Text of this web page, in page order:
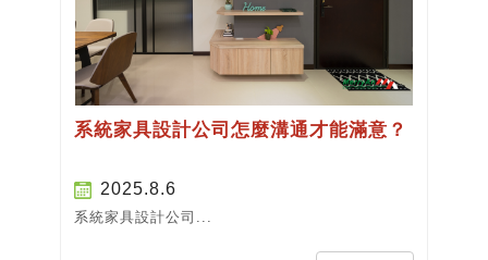
系統家具設計公司怎麼溝通才能滿意？
2025.8.6
系統家具設計公司...